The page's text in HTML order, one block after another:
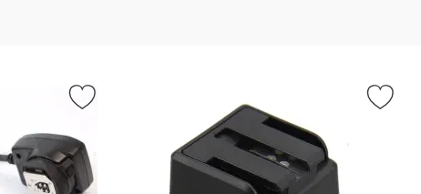
TTL f. Pentax som favoritMarkera blixtskoadapter/synkuttag